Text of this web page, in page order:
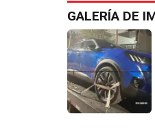
GALERÍA DE